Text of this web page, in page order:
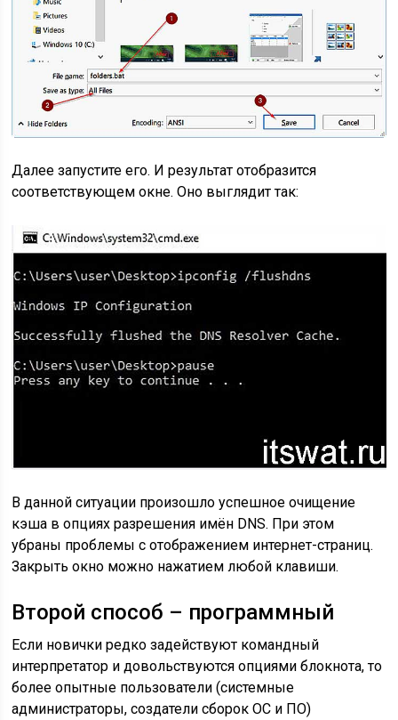
Далее запустите его. И результат отобразится
соответствующем окне. Оно выглядит так:
В данной ситуации произошло успешное очищение
кэша в опциях разрешения имён DNS. При этом
убраны проблемы с отображением интернет-страниц.
Закрыть окно можно нажатием любой клавиши.
Второй способ – программный
Если новички редко задействуют командный
интерпретатор и довольствуются опциями блокнота, то
более опытные пользователи (системные
администраторы, создатели сборок ОС и ПО)